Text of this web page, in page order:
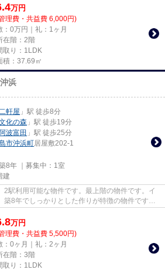
万円
理費・共益費 6,000円)
：0万円｜礼：1ヶ月
在階：2階
取り：1LDK
積：37.69㎡
浜
軒屋 」駅 徒歩8分
化の森 」駅 徒歩19分
阿波富田 」駅 徒歩25分
市沖浜町居屋敷202-1
8年 ｜募集中： 1室
建
2駅利用可能な物件です。最上階の物件です。イ
築8年でしっかりとした作りが特徴の物件です。
万円
理費・共益費 5,500円)
：0ヶ月｜礼：2ヶ月
在階：3階
取り：1LDK